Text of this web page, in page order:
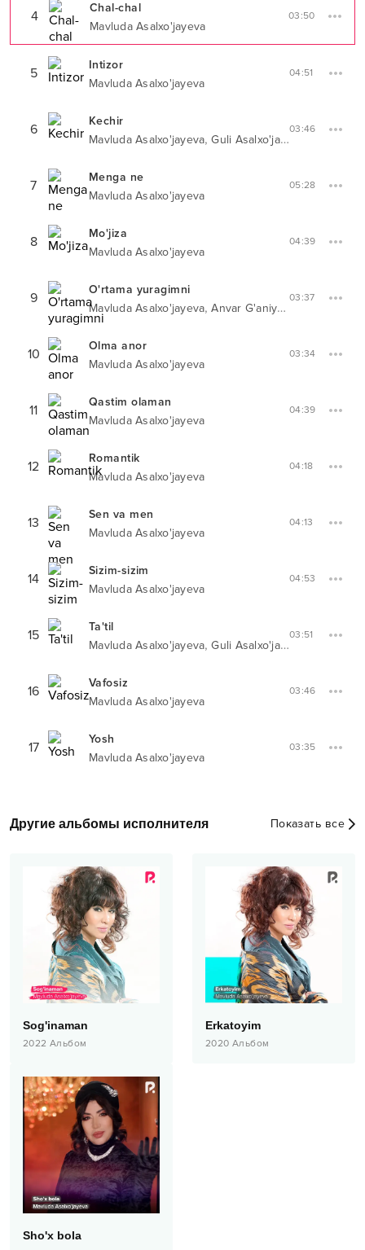
4
Chal-chal
Mavluda Asalxo'jayeva
03:50
5
Intizor
Mavluda Asalxo'jayeva
04:51
6
Kechir
Mavluda Asalxo'jayeva,Guli Asalxo'jayeva
03:46
7
Menga ne
Mavluda Asalxo'jayeva
05:28
8
Mo'jiza
Mavluda Asalxo'jayeva
04:39
9
O'rtama yuragimni
Mavluda Asalxo'jayeva,Anvar G'aniyev
03:37
10
Olma anor
Mavluda Asalxo'jayeva
03:34
11
Qastim olaman
Mavluda Asalxo'jayeva
04:39
12
Romantik
Mavluda Asalxo'jayeva
04:18
13
Sen va men
Mavluda Asalxo'jayeva
04:13
14
Sizim-sizim
Mavluda Asalxo'jayeva
04:53
15
Ta'til
Mavluda Asalxo'jayeva,Guli Asalxo'jayeva
03:51
16
Vafosiz
Mavluda Asalxo'jayeva
03:46
17
Yosh
Mavluda Asalxo'jayeva
03:35
Другие альбомы исполнителя Показать все
Sog'inaman
2022 Альбом
Erkatoyim
2020 Альбом
Sho'x bola